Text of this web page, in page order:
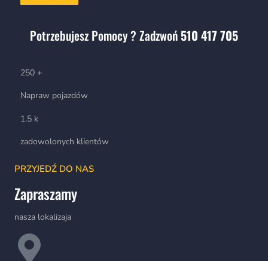
Potrzebujesz Pomocy ? Zadzwoń 510 417 705
250 +
Napraw pojazdów
1.5 k
zadowolonych klientów
PRZYJEDŹ DO NAS
Zapraszamy
nasza lokalizaja